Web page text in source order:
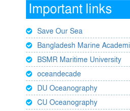
Important links
Save Our Sea
Bangladesh Marine Academi
BSMR Maritime University
oceandecade
DU Oceanography
CU Oceanography